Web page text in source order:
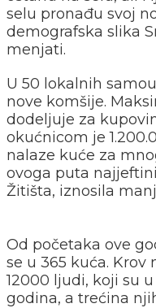
selu pronađu svoj
demografska slika
menjati.
U 50 lokalnih
nove komšije.
dodeljuje za
okućnicom je
nalaze kuće za
ovoga puta
Žitišta, iznosila
Od početaka ove
se u 365 kuća.
12000 ljudi, koji su
godina, a trećina